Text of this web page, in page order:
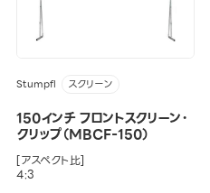
Stumpfl スクリーン
150インチ フロントスクリーン・
クリップ（MBCF-150）
[アスペクト比]
4:3